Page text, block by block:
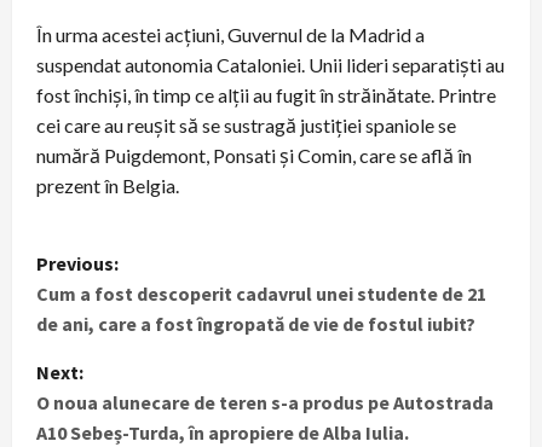
În urma acestei acțiuni, Guvernul de la Madrid a
suspendat autonomia Cataloniei. Unii lideri separatiști au
fost închiși, în timp ce alţii au fugit în străinătate. Printre
cei care au reușit să se sustragă justiţiei spaniole se
numără Puigdemont, Ponsati şi Comin, care se află în
prezent în Belgia.
P
o
s
t
Previous:
Cum a fost descoperit cadavrul unei studente de 21
de ani, care a fost îngropată de vie de fostul iubit?
Next:
O noua alunecare de teren s-a produs pe Autostrada
A10 Sebeș-Turda, în apropiere de Alba Iulia.